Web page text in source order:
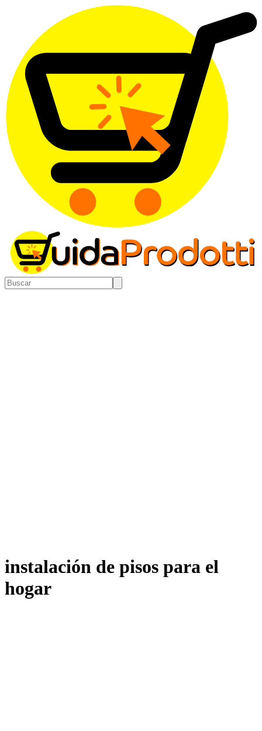
instalación de pisos para el
hogar